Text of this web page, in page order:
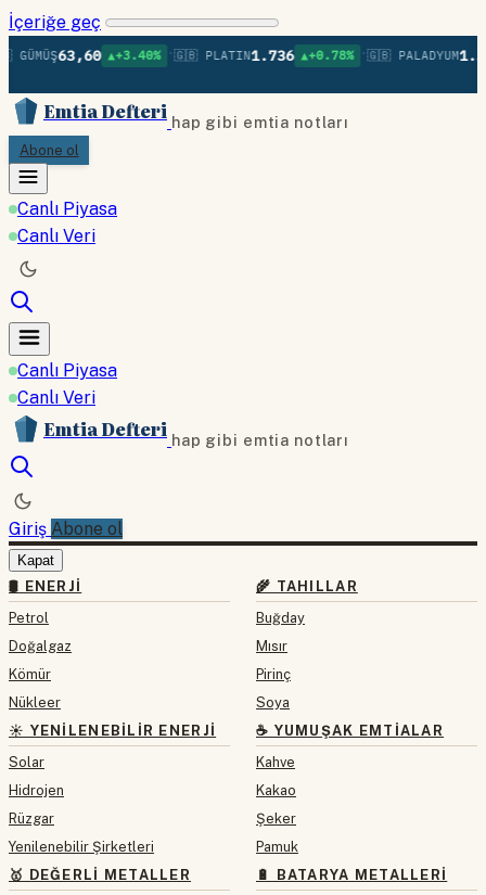
İçeriğe geç
63,60 ▲+3.40% •🇬🇧 PLATIN1.736 ▲+0.78% •🇬🇧 PALADYUM
Emtia Defteri hap gibi emtia notları
Abone ol
Canlı Piyasa
Canlı Veri
Canlı Piyasa
Canlı Veri
Emtia Defteri hap gibi emtia notları
Giriş Abone ol
Kapat
🛢 ENERJI
Petrol
Doğalgaz
Kömür
Nükleer
☀️ YENILENEBILIR ENERJI
Solar
Hidrojen
Rüzgar
Yenilenebilir Şirketleri
🥇 DEĞERLI METALLER
🌾 TAHILLAR
Buğday
Mısır
Pirinç
Soya
☕ YUMUŞAK EMTIALAR
Kahve
Kakao
Şeker
Pamuk
🔋 BATARYA METALLERI